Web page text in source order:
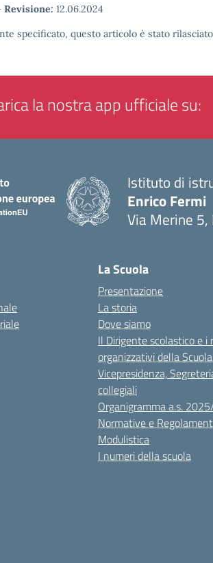
Revisione: 12.06.2024
specificato, questo articolo è stato
la nostra app ufficiale su:
Istituto di
Enrico Fermi
Via Merine 5,
La Scuola
Presentazione
La storia
Dove siamo
Il Dirigente scolastico e i
organizzativi della
Vicepresidenza,
collegiali
Organigramma a.s.
Normative e
Modulistica
I numeri della scuola